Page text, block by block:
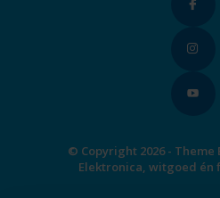
© Copyright 2026 - Theme
Elektronica, witgoed én